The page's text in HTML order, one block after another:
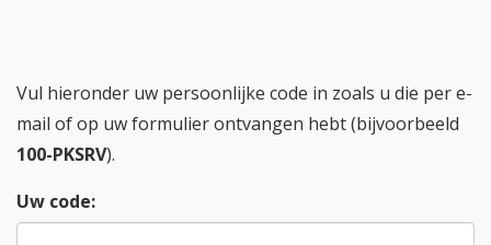
Vul hieronder uw persoonlijke code in zoals u die per e-
mail of op uw formulier ontvangen hebt (bijvoorbeeld
100-PKSRV).
Uw code: